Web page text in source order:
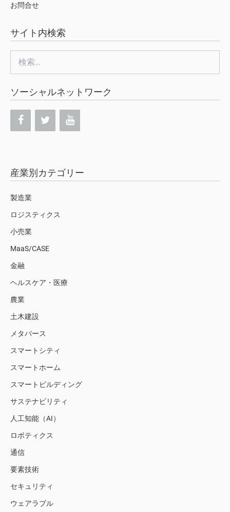
お問合せ
サイト内検索
索:
ソーシャルネットワーク
産業別カテゴリー
製造業
ロジスティクス
小売業
MaaS/CASE
金融
ヘルスケア・医療
農業
土木建設
メタバース
スマートシティ
スマートホーム
スマートビルディング
サステナビリティ
人工知能（AI）
ロボティクス
通信
要素技術
セキュリティ
ウェアラブル